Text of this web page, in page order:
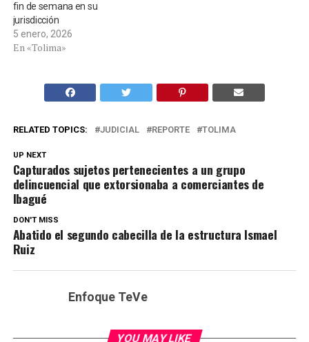
fin de semana en su
jurisdicción
5 enero, 2026
En «Tolima»
RELATED TOPICS: JUDICIAL REPORTE TOLIMA
UP NEXT
Capturados sujetos pertenecientes a un grupo
delincuencial que extorsionaba a comerciantes de
Ibagué
DON'T MISS
Abatido el segundo cabecilla de la estructura Ismael
Ruiz
Enfoque TeVe
YOU MAY LIKE